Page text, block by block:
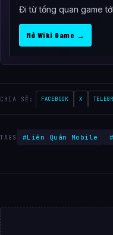
Đi từ tổng quan game
Mở Wiki Game →
CHIA SẺ: FACEBOOK X
TAGS #Liên Quân Mobile